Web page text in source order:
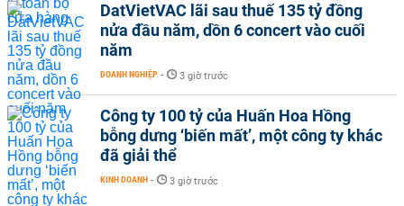
DatVietVAC lãi sau thuế 135 tỷ đồng
nửa đầu năm, dồn 6 concert vào cuối
năm
DOANH NGHIỆP - 3 giờ trước
Công ty 100 tỷ của Huấn Hoa Hồng
bỗng dưng ‘biến mất’, một công ty khác
đã giải thể
KINH DOANH - 3 giờ trước